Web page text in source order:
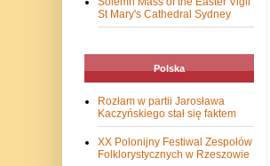
St Mary's Cathedral Sydney
Polska
Rozłam w partii Jarosława
Kaczyńskiego stał się faktem
XX Polonijny Festiwal Zespołów
Folklorystycznych w Rzeszowie